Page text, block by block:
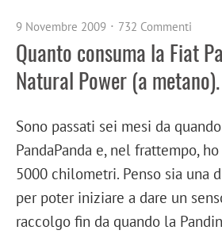
9 Novembre 2009 732 Commenti
Quanto consuma la Fiat
Natural Power (a metano).
Sono passati sei mesi da
PandaPanda e, nel frattempo,
5000 chilometri. Penso sia una
per poter iniziare a dare un
raccolgo fin da quando la